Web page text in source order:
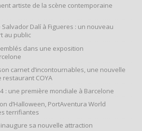
artiste de la scène contemporaine
Dalí à Figueres : un nouveau
au public
dans une exposition
carnet d’incontournables, une nouvelle
COYA
: une première mondiale à Barcelone
d’Halloween, PortAventura World
terrifiantes
sa nouvelle attraction